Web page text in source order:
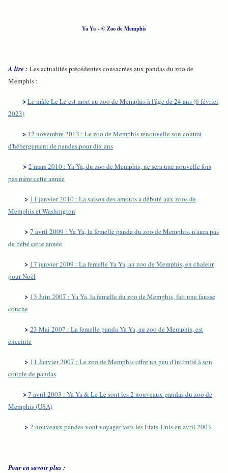
Ya Ya - © Zoo de Memphis
A lire : Les actualités précédentes consacrées aux pandas du zoo de
Memphis :
>Le mâle Le Le est mort au zoo de Memphis à l'âge de 24 ans (6 février
2023)
> 12 novembre 2013 : Le zoo de Memphis renouvelle son contrat
d'hébergement de pandas pour dix ans
> 2 mars 2010 : Ya Ya, du zoo de Memphis, ne sera une nouvelle fois
pas mère cette année
> 11 janvier 2010 : La saison des amours a débuté aux zoos de
Memphis et Washington
> 7 avril 2009 : Ya Ya, la femelle panda du zoo de Memphis, n'aura pas
de bébé cette année
> 17 janvier 2009 : La femelle Ya Ya, au zoo de Memphis, en chaleur
pour Noël
> 13 Juin 2007 : Ya Ya, la femelle du zoo de Memphis, fait une fausse
couche
> 23 Mai 2007 : La femelle panda Ya Ya, au zoo de Memphis, est
enceinte
> 11 Janvier 2007 : Le zoo de Memphis offre un peu d'intimité à son
couple de pandas
>7 avril 2003 : Ya Ya & Le Le sont les 2 nouveaux pandas du zoo de
Memphis (USA)
> 2 nouveaux pandas vont voyager vers les États-Unis en avril 2003
Pour en savoir plus :